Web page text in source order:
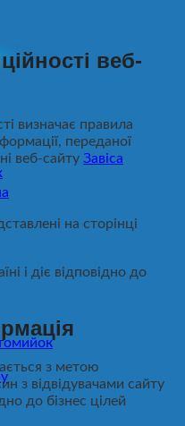
веб-
визначає правила
переданої
веб-сайту Завіса
на сторінці
і діє відповідно до
з метою
з відвідувачами сайту
до бізнес цілей